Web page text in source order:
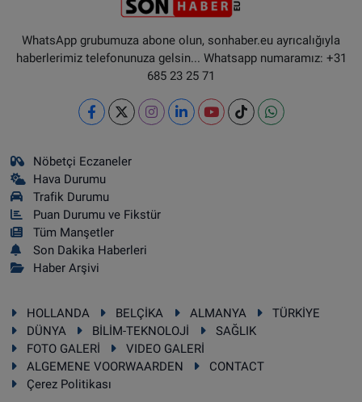
WhatsApp grubumuza abone olun, sonhaber.eu ayrıcalığıyla
haberlerimiz telefonunuza gelsin... Whatsapp numaramız: +31
685 23 25 71
Nöbetçi Eczaneler
Hava Durumu
Trafik Durumu
Puan Durumu ve Fikstür
Tüm Manşetler
Son Dakika Haberleri
Haber Arşivi
HOLLANDA BELÇİKA ALMANYA
TÜRKİYE
DÜNYA
BİLİM-TEKNOLOJİ
SAĞLIK
FOTO GALERİ
VIDEO GALERİ
ALGEMENE VOORWAARDEN
CONTACT
Çerez Politikası